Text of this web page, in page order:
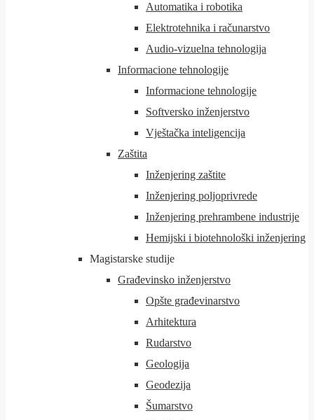
Automatika i robotika
Elektrotehnika i računarstvo
Audio-vizuelna tehnologija
Informacione tehnologije
Informacione tehnologije
Softversko inženjerstvo
Vještačka inteligencija
Zaštita
Inženjering zaštite
Inženjering poljoprivrede
Inženjering prehrambene industrije
Hemijski i biotehnološki inženjering
Magistarske studije
Građevinsko inženjerstvo
Opšte građevinarstvo
Arhitektura
Rudarstvo
Geologija
Geodezija
Šumarstvo